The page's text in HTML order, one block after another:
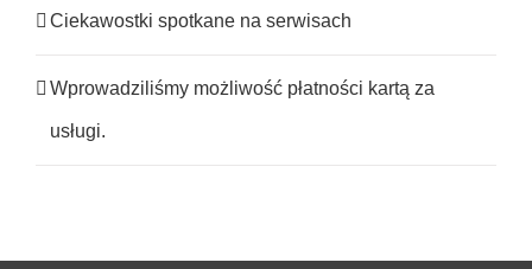
Ciekawostki spotkane na serwisach
Wprowadziliśmy możliwość płatności kartą za
usługi.